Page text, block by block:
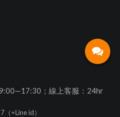
；線上客服：24hr
=Line id）